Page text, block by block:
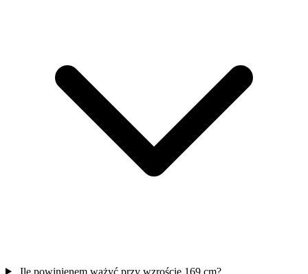
Ile powinienem ważyć przy wzroście 169 cm?